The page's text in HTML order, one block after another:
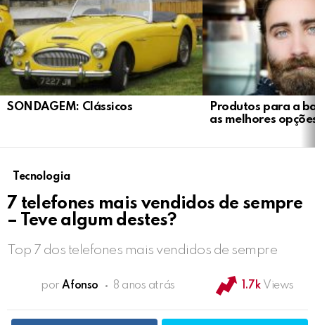
LATEST
STORIES
SONDAGEM: Clássicos
Produtos para a
as melhores
Tecnologia
7 telefones mais vendidos de sempre
– Teve algum destes?
Top 7 dos telefones mais vendidos de sempre
por Afonso 8 anos atrás 1.7k Views